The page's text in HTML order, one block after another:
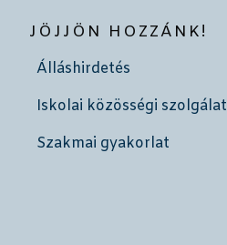
JÖJJÖN HOZZÁNK!
Álláshirdetés
Iskolai közösségi szolgálat
Szakmai gyakorlat